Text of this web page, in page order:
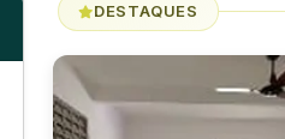
DESTAQUES